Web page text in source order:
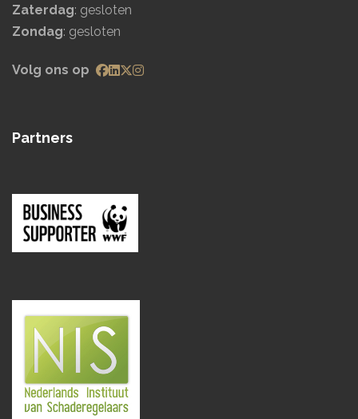
Zaterdag: gesloten
Zondag: gesloten
Volg ons op
Partners